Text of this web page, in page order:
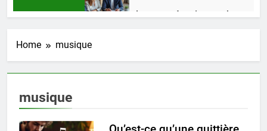
Guide complet pour réussir un achat
1 Semaine Ago
Home musique
musique